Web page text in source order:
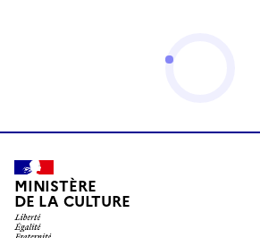
MINISTÈRE
DE LA CULTURE